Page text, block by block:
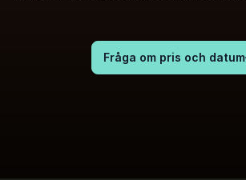
Fråga om pris och datum